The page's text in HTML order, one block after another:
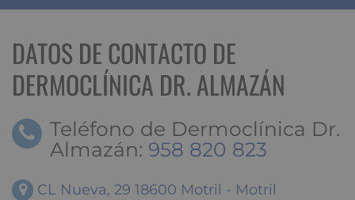
DATOS DE CONTACTO DE
DERMOCLÍNICA DR. ALMAZÁN
Teléfono de Dermoclínica Dr.
Almazán: 958 820 823
CL Nueva, 29 18600 Motril - Motril